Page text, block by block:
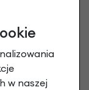
który
płatności
wybranemu
w
w
w naszej